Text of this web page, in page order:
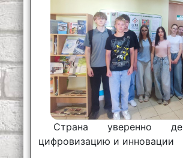
Страна уверенно
цифровизацию и инновации